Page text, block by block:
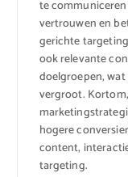
te
vertrouwen en
gerichte
ook relevante
doelgroepen,
vergroot.
hogere
content,
targeting.